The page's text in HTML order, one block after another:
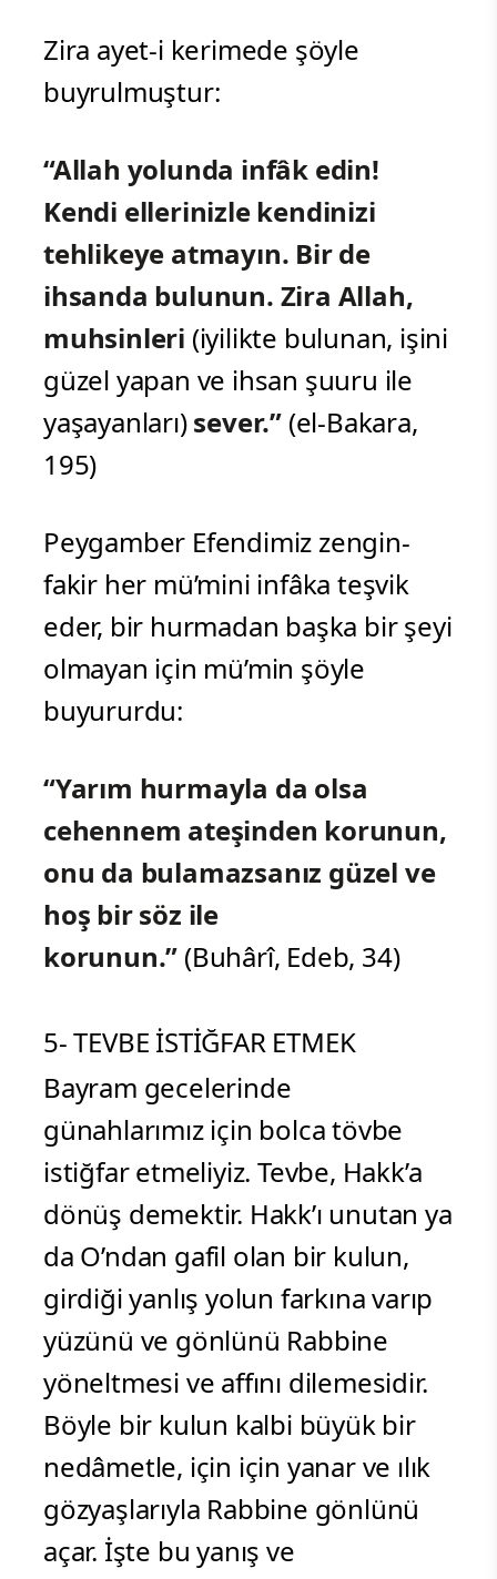
Zira ayet-i kerimede şöyle
buyrulmuştur:
“Allah yolunda infâk edin!
Kendi ellerinizle kendinizi
tehlikeye atmayın. Bir de
ihsanda bulunun. Zira Allah,
muhsinleri (iyilikte bulunan, işini
güzel yapan ve ihsan şuuru ile
yaşayanları)sever.” (el-Bakara,
195)
Peygamber Efendimiz zengin-
fakir her mü’mini infâka teşvik
eder, bir hurmadan başka bir şeyi
olmayan için mü’min şöyle
buyururdu:
“Yarım hurmayla da olsa
cehennem ateşinden korunun,
onu da bulamazsanız güzel ve
hoş bir söz ile
korunun.” (Buhârî, Edeb, 34)
5- TEVBE İSTİĞFAR ETMEK
Bayram gecelerinde
günahlarımız için bolca tövbe
istiğfar etmeliyiz. Tevbe, Hakk’a
dönüş demektir. Hakk’ı unutan ya
da O’ndan gafil olan bir kulun,
girdiği yanlış yolun farkına varıp
yüzünü ve gönlünü Rabbine
yöneltmesi ve affını dilemesidir.
Böyle bir kulun kalbi büyük bir
nedâmetle, için için yanar ve ılık
gözyaşlarıyla Rabbine gönlünü
açar. İşte bu yanış ve